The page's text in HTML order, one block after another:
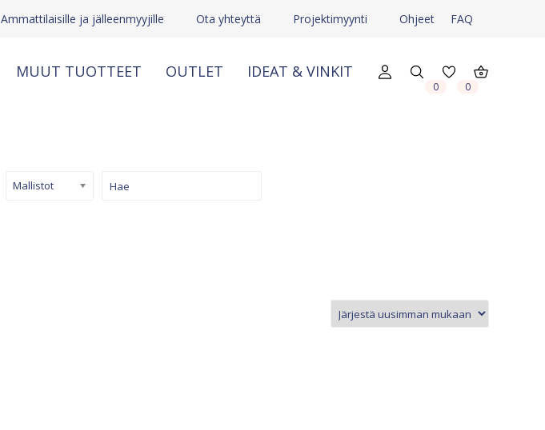
Ammattilaisille ja jälleenmyyjille Ota yhteyttä Projektimyynti Ohjeet FAQ
MUUT TUOTTEET OUTLET IDEAT & VINKIT
0 0
Mallistot